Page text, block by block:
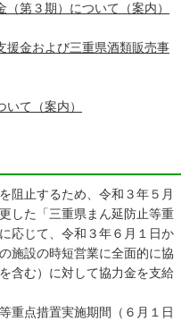
第３期）について（案内）
援金および三重県酒類販売事
て（案内）
阻止するため、令和３年５月
した「三重県まん延防止等重
応じて、令和３年６月１日か
施設の時短営業に全面的に協
含む）に対して協力金を支給
点措置実施期間（６月１日